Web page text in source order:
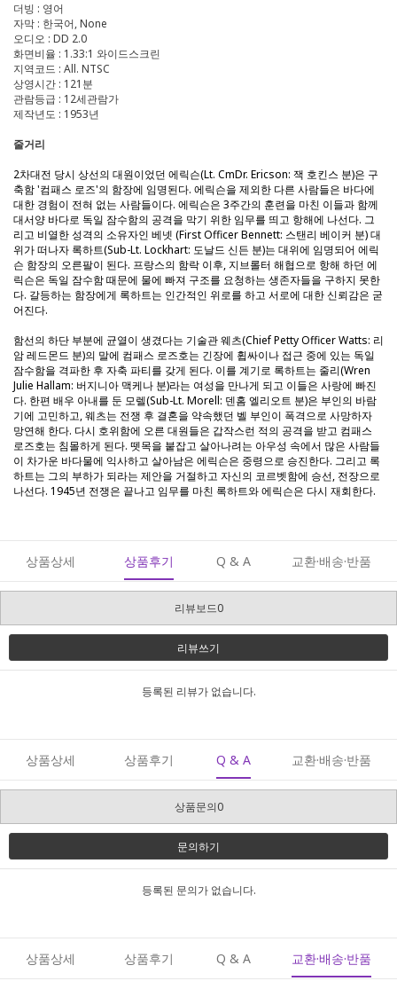
더빙 : 영어
자막 : 한국어, None
오디오 : DD 2.0
화면비율 : 1.33:1 와이드스크린
지역코드 : All. NTSC
상영시간 : 121분
관람등급 : 12세관람가
제작년도 : 1953년
줄거리
2차대전 당시 상선의 대원이었던 에릭슨(Lt. CmDr. Ericson: 잭 호킨스 분)은 구
축함 '컴패스 로즈'의 함장에 임명된다. 에릭슨을 제외한 다른 사람들은 바다에
대한 경험이 전혀 없는 사람들이다. 에릭슨은 3주간의 훈련을 마친 이들과 함께
대서양 바다로 독일 잠수함의 공격을 막기 위한 임무를 띄고 항해에 나선다. 그
리고 비열한 성격의 소유자인 베넷 (First Officer Bennett: 스탠리 베이커 분) 대
위가 떠나자 록하트(Sub-Lt. Lockhart: 도날드 신든 분)는 대위에 임명되어 에릭
슨 함장의 오른팔이 된다. 프랑스의 함락 이후, 지브롤터 해협으로 항해 하던 에
릭슨은 독일 잠수함 때문에 물에 빠져 구조를 요청하는 생존자들을 구하지 못한
다. 갈등하는 함장에게 록하트는 인간적인 위로를 하고 서로에 대한 신뢰감은 굳
어진다.
함선의 하단 부분에 균열이 생겼다는 기술관 웨츠(Chief Petty Officer Watts: 리
암 레드몬드 분)의 말에 컴패스 로즈호는 긴장에 휩싸이나 접근 중에 있는 독일
잠수함을 격파한 후 자축 파티를 갖게 된다. 이를 계기로 록하트는 줄리(Wren
Julie Hallam: 버지니아 맥케나 분)라는 여성을 만나게 되고 이들은 사랑에 빠진
다. 한편 배우 아내를 둔 모렐(Sub-Lt. Morell: 덴홈 엘리오트 분)은 부인의 바람
기에 고민하고, 웨츠는 전쟁 후 결혼을 약속했던 벨 부인이 폭격으로 사망하자
망연해 한다. 다시 호위함에 오른 대원들은 갑작스런 적의 공격을 받고 컴패스
로즈호는 침몰하게 된다. 뗏목을 붙잡고 살아나려는 아우성 속에서 많은 사람들
이 차가운 바다물에 익사하고 살아남은 에릭슨은 중령으로 승진한다. 그리고 록
하트는 그의 부하가 되라는 제안을 거절하고 자신의 코르벳함에 승선, 전장으로
나선다. 1945년 전쟁은 끝나고 임무를 마친 록하트와 에릭슨은 다시 재회한다.
상품상세 상품후기 Q & A 교환·배송·반품
리뷰보드0
리뷰쓰기
등록된 리뷰가 없습니다.
상품상세 상품후기 Q & A 교환·배송·반품
상품문의0
문의하기
등록된 문의가 없습니다.
상품상세 상품후기 Q & A 교환·배송·반품